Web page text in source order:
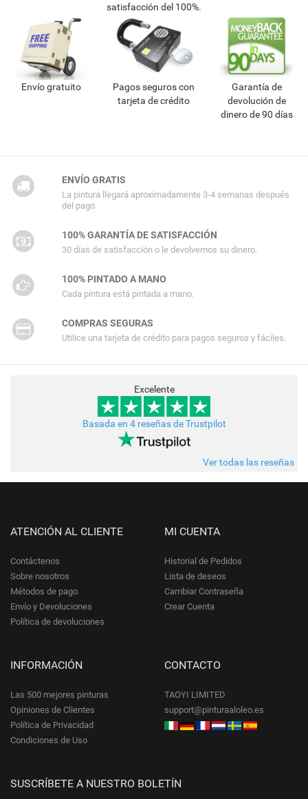
satisfacción del 100%.
Envío gratuito
Pagos seguros con
tarjeta de crédito
Garantía de
devolución de
dinero de 90 días
ENVÍO GRATIS
La pintura llegará aproximadamente 3-4 semanas después
del pago.
100% GARANTÍA DE SATISFACCIÓN
30 días de satisfacción o le devolvemos su dinero.
100% PINTADO A MANO
Cada pintura está pintada a mano.
COMPRAS SEGURAS
Utilice una tarjeta de crédito para pagos seguros y fáciles.
Excelente
Basada en 4 reseñas de Trustpilot
Ver todas las reseñas
ATENCIÓN AL CLIENTE
Contáctenos
Sobre nosotros
Métodos de pago
Envío y Devoluciones
Política de devoluciones
MI CUENTA
Historial de Pedidos
Lista de deseos
Cambiar Contraseña
Crear Cuenta
INFORMACIÓN
Las 500 mejores pinturas
Opiniones de Clientes
Política de Privacidad
Condiciones de Uso
CONTACTO
TAOYI LIMITED
support@pinturaaloleo.es
SUSCRÍBETE A NUESTRO BOLETÍN